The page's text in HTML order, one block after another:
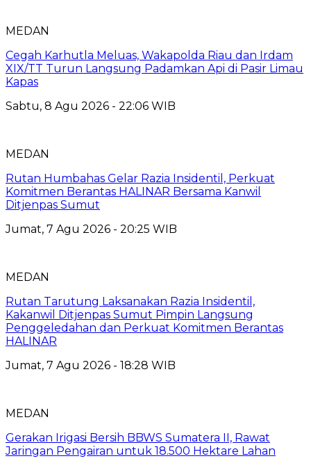
MEDAN
Cegah Karhutla Meluas, Wakapolda Riau dan Irdam
XIX/TT Turun Langsung Padamkan Api di Pasir Limau
Kapas
Sabtu, 8 Agu 2026 - 22:06 WIB
MEDAN
Rutan Humbahas Gelar Razia Insidentil, Perkuat
Komitmen Berantas HALINAR Bersama Kanwil
Ditjenpas Sumut
Jumat, 7 Agu 2026 - 20:25 WIB
MEDAN
Rutan Tarutung Laksanakan Razia Insidentil,
Kakanwil Ditjenpas Sumut Pimpin Langsung
Penggeledahan dan Perkuat Komitmen Berantas
HALINAR
Jumat, 7 Agu 2026 - 18:28 WIB
MEDAN
Gerakan Irigasi Bersih BBWS Sumatera II, Rawat
Jaringan Pengairan untuk 18.500 Hektare Lahan